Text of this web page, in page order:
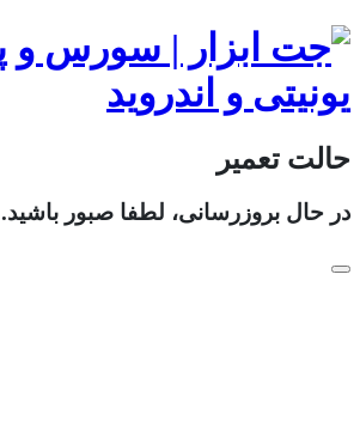
حالت تعمیر
در حال بروزرسانی، لطفا صبور باشید.